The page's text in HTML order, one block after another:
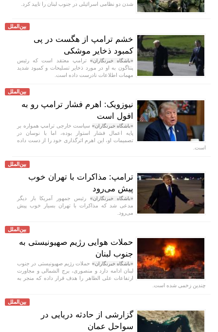
شدن دو نظامی اسرائیلی در جنوب لبنان را تایید کرد.
بین‌الملل
خشم ترامپ از هگست در پی
کمبود ذخایر موشکی
«باشگاه خبرنگاران» ترامپ معتقد است که رئیس
پنتاگون به او در مورد ذخایر تسلیحات و کمبود شدید
مهمات اطلاعات نادرست داده است.
بین‌الملل
نیوزویک: اهرم فشار ترامپ رو به
افول است
«باشگاه خبرنگاران» سیاست خارجی ترامپ همواره بر
پایه اعمال فشار استوار بوده، اما با نوسان در
تصمیمات او، این اهرم اثرگذاری خود را از دست داده
است.
بین‌الملل
ترامپ: مذاکرات با تهران خوب
پیش می‌رود
«باشگاه خبرنگاران» رئیس جمهور آمریکا بار دیگر
مدعی شد که مذاکرات با تهران بسیار خوب پیش
می‌رود.
بین‌الملل
حملات هوایی رژیم صهیونیستی به
جنوب لبنان
«باشگاه خبرنگاران» حملات رژیم صهیونیستی در جنوب
لبنان ادامه دارد و منصوری، برج الشمالی و مجاورت
ارتفاعات علی الطاهر را هدف قرار داده که منجر به
چندین زخمی شده است.
بین‌الملل
گزارشی از حادثه دریایی در
سواحل عمان